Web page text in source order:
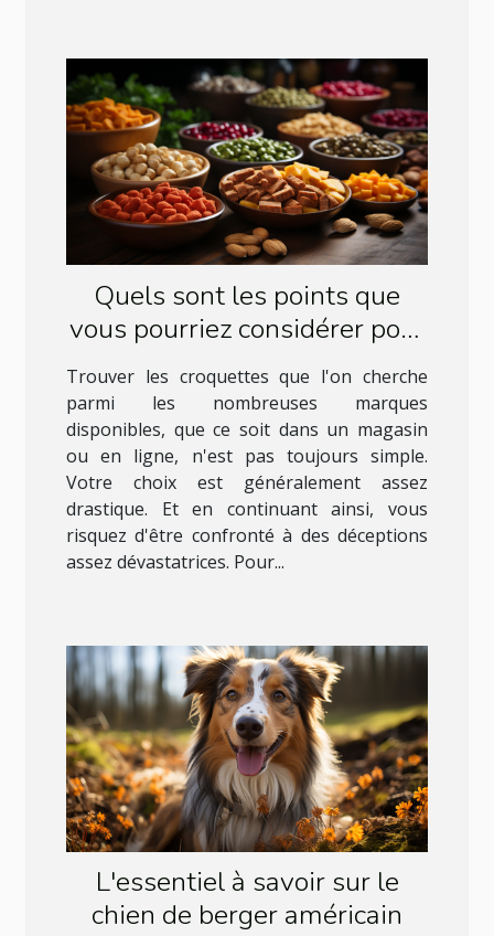
Quels sont les points que
vous pourriez considérer pour
choisir les meilleures
croquettes pour votre chien ?
Trouver les croquettes que l'on cherche
parmi les nombreuses marques
disponibles, que ce soit dans un magasin
ou en ligne, n'est pas toujours simple.
Votre choix est généralement assez
drastique. Et en continuant ainsi, vous
risquez d'être confronté à des déceptions
assez dévastatrices. Pour...
L'essentiel à savoir sur le
chien de berger américain